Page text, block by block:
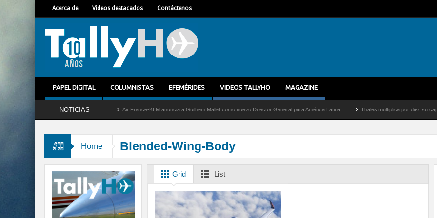
Acerca de Videos destacados Contáctenos
PAPEL DIGITAL COLUMNISTAS EFEMÉRIDES VIDEOS TALLYHO MAGAZINE
NOTICIAS
del servicio al C-2 Greyhound Air France-KLM anuncia a Guilhem Mallet como nuevo Director General para América Latina Thales multiplica por diez su capacidad
Home Blended-Wing-Body
Grid List